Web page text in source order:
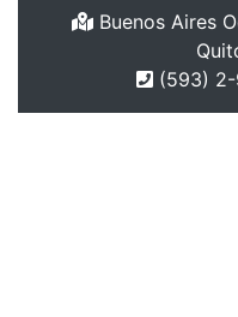
Buenos Aires
(593)